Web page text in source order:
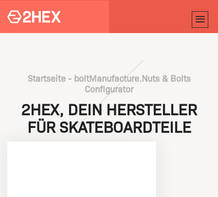
Startseite- boltManufacture.Nuts & Bolts
Configurator
2HEX, DEIN HERSTELLER
FÜR SKATEBOARDTEILE